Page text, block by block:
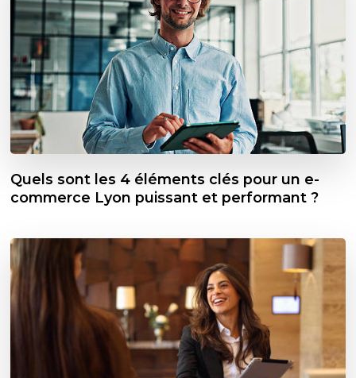
Quels sont les 4 éléments clés pour un e-
commerce Lyon puissant et performant ?